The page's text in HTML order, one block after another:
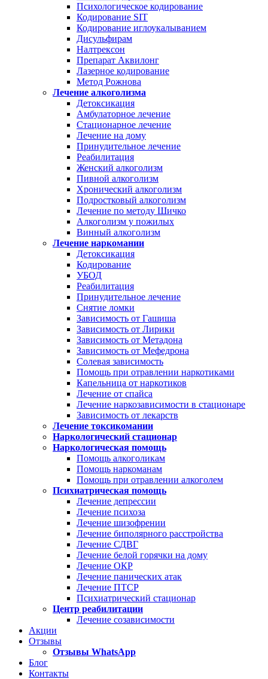
Психологическое кодирование
Кодирование SIT
Кодирование иглоукалыванием
Дисульфирам
Налтрексон
Препарат Аквилонг
Лазерное кодирование
Метод Рожнова
Лечение алкоголизма
Детоксикация
Амбулаторное лечение
Стационарное лечение
Лечение на дому
Принудительное лечение
Реабилитация
Женский алкоголизм
Пивной алкоголизм
Хронический алкоголизм
Подростковый алкоголизм
Лечение по методу Шичко
Алкоголизм у пожилых
Винный алкоголизм
Лечение наркомании
Детоксикация
Кодирование
УБОД
Реабилитация
Принудительное лечение
Снятие ломки
Зависимость от Гашиша
Зависимость от Лирики
Зависимость от Метадона
Зависимость от Мефедрона
Солевая зависимость
Помощь при отравлении наркотиками
Капельница от наркотиков
Лечение от спайса
Лечение наркозависимости в стационаре
Зависимость от лекарств
Лечение токсикомании
Наркологический стационар
Наркологическая помощь
Помощь алкоголикам
Помощь наркоманам
Помощь при отравлении алкоголем
Психиатрическая помощь
Лечение депрессии
Лечение психоза
Лечение шизофрении
Лечение биполярного расстройства
Лечение СДВГ
Лечение белой горячки на дому
Лечение ОКР
Лечение панических атак
Лечение ПТСР
Психиатрический стационар
Центр реабилитации
Лечение созависимости
Акции
Отзывы
Отзывы WhatsApp
Блог
Контакты